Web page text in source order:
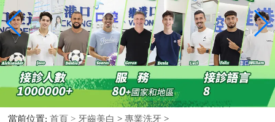
當前位置: 首頁 > 牙齒美白 >專業洗牙 >